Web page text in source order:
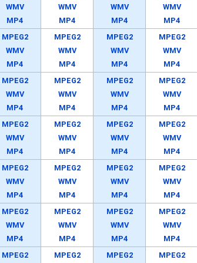
WMV
MP4
WMV
MP4
WMV
MP4
WMV
MP4
MPEG2
WMV
MP4
MPEG2
WMV
MP4
MPEG2
WMV
MP4
MPEG2
WMV
MP4
MPEG2
WMV
MP4
MPEG2
WMV
MP4
MPEG2
WMV
MP4
MPEG2
WMV
MP4
MPEG2
WMV
MP4
MPEG2
WMV
MP4
MPEG2
WMV
MP4
MPEG2
WMV
MP4
MPEG2
WMV
MP4
MPEG2
WMV
MP4
MPEG2
WMV
MP4
MPEG2
WMV
MP4
MPEG2
WMV
MP4
MPEG2
WMV
MP4
MPEG2
WMV
MP4
MPEG2
WMV
MP4
MPEG2
MPEG2
MPEG2
MPEG2